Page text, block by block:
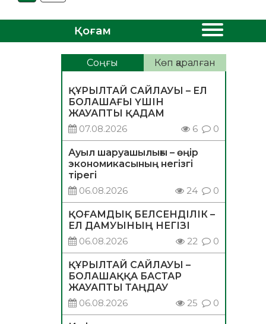
Қоғам
Соңғы Көп қаралған
ҚҰРЫЛТАЙ САЙЛАУЫ – ЕЛ
БОЛАШАҒЫ ҮШІН
ЖАУАПТЫ ҚАДАМ
07.08.2026
6 0
Ауыл шаруашылығы – өңір
экономикасының негізгі
тірегі
06.08.2026
24 0
ҚОҒАМДЫҚ БЕЛСЕНДІЛІК –
ЕЛ ДАМУЫНЫҢ НЕГІЗІ
06.08.2026
22 0
ҚҰРЫЛТАЙ САЙЛАУЫ –
БОЛАШАҚҚА БАСТАР
ЖАУАПТЫ ТАҢДАУ
06.08.2026
25 0